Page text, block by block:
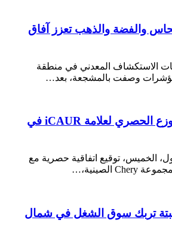
والفضة والذهب تعزز آفاق
الاستكشاف المعدني في منطقة
مؤشرات وصفت بالمشجعة، بعد…
أوطو هول تصبح الموزع الحصري لعلامة iCAUR في
الخميس، توقيع اتفاقية حصرية مع
تربك سوق الشغل في شمال